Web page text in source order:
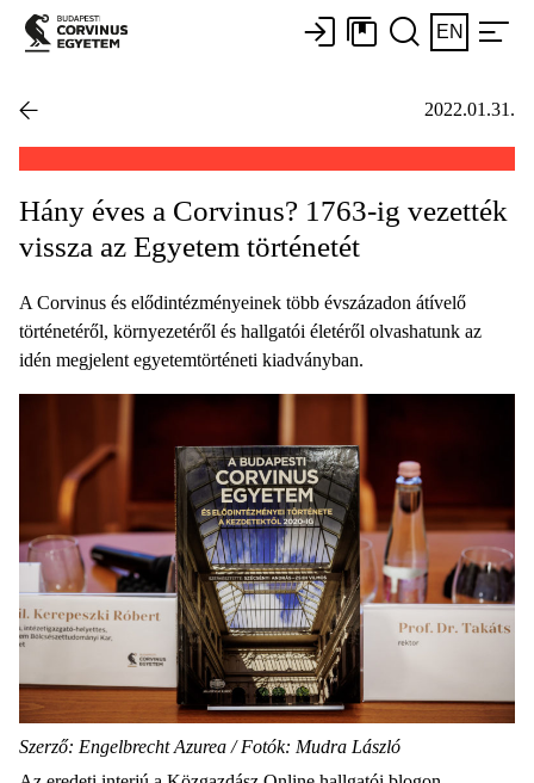
EN
2022.01.31.
Hány éves a Corvinus? 1763-ig vezették
vissza az Egyetem történetét
A Corvinus és elődintézményeinek több évszázadon átívelő
történetéről, környezetéről és hallgatói életéről olvashatunk az
idén megjelent egyetemtörténeti kiadványban.
Szerző: Engelbrecht Azurea / Fotók: Mudra László